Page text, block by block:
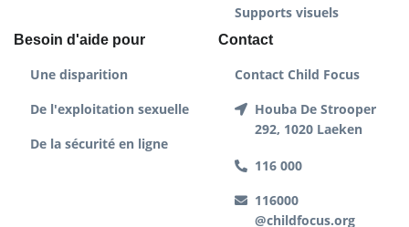
Supports visuels
Besoin d'aide pour
Une disparition
De l'exploitation sexuelle
De la sécurité en ligne
Contact
Contact Child Focus
Houba De Strooper
292, 1020 Laeken
116 000
116000
@childfocus.org